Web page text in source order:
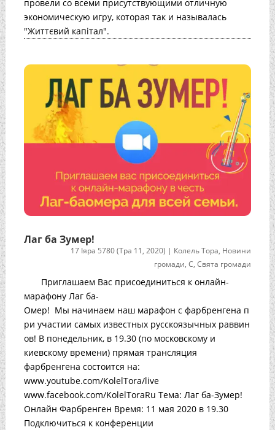
провели со всеми присутствующими отличную
экономическую игру, которая так и называлась
"Життєвий капітал".
Лаг ба Зумер!
17 Іяра 5780 (Тра 11, 2020) | Колель Тора, Новини
громади,С,Свята громади
Приглашаем Вас присоединиться к онлайн-
марафону Лаг ба-
Омер! Мы начинаем наш марафон с фарбренгена п
ри участии самых известных русскоязычных раввин
ов! В понедельник, в 19.30 (по московскому и
киевскому времени) прямая трансляция
фарбренгена состоится на:
www.youtube.com/KolelTora/live
www.facebook.com/KolelToraRu Тема: Лаг ба-Зумер!
Онлайн Фарбренген Время: 11 мая 2020 в 19.30
Подключиться к конференции